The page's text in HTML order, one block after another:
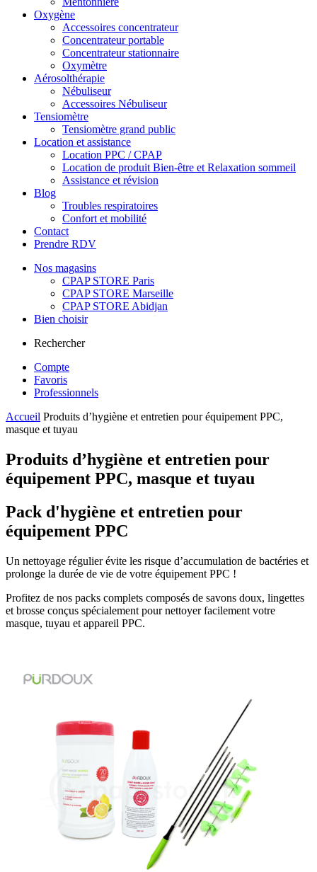
Oxygène
Accessoires concentrateur
Concentrateur portable
Concentrateur stationnaire
Oxymètre
Aérosolthérapie
Nébuliseur
Accessoires Nébuliseur
Tensiomètre
Tensiomètre grand public
Location et assistance
Location PPC / CPAP
Location de produit Bien-être et Relaxation sommeil
Assistance et révision
Blog
Troubles respiratoires
Confort et mobilité
Contact
Prendre RDV
Nos magasins
CPAP STORE Paris
CPAP STORE Marseille
CPAP STORE Abidjan
Bien choisir
Rechercher
Compte
Favoris
Professionnels
Accueil Produits d’hygiène et entretien pour équipement PPC,
masque et tuyau
Produits d’hygiène et entretien pour
équipement PPC, masque et tuyau
Pack d'hygiène et entretien pour
équipement PPC
Un nettoyage régulier évite les risque d’accumulation de bactéries et
prolonge la durée de vie de votre équipement PPC !
Profitez de nos packs complets composés de savons doux, lingettes
et brosse conçus spécialement pour nettoyer facilement votre
masque, tuyau et appareil PPC.